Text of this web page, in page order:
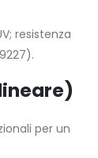
resistenza
per un